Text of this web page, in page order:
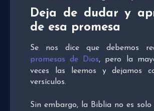
Deja de dudar y
de esa promesa
Se nos dice que debemos
promesas de Dios, pero la
veces las leemos y dejamos
versículos.
Sin embargo, la Biblia no es